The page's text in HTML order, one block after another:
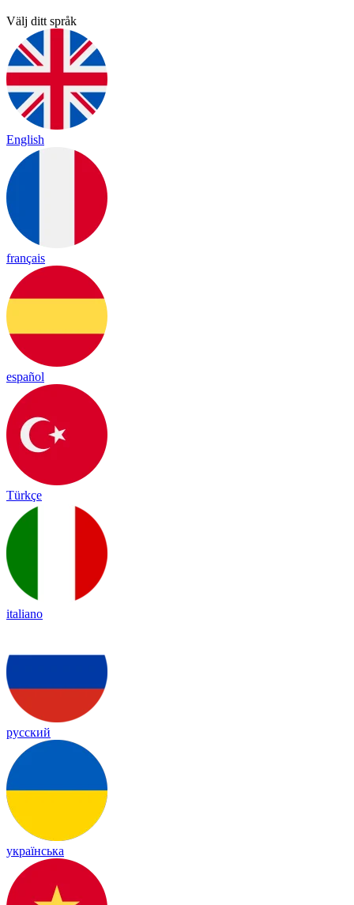
Välj ditt språk
English
français
español
Türkçe
italiano
русский
українська